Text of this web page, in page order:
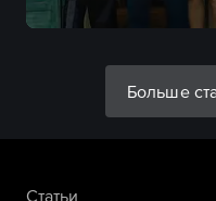
Больше
Статьи